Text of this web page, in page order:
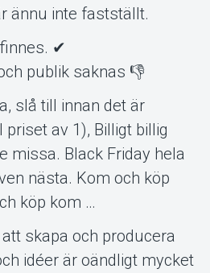
Tickster
ännu inte fastställt.
✔
publik saknas 👎
slå till innan det är
av 1), Billigt billig
missa. Black Friday hela
nästa. Kom och köp
köp kom …
skapa och producera
idéer är oändligt mycket